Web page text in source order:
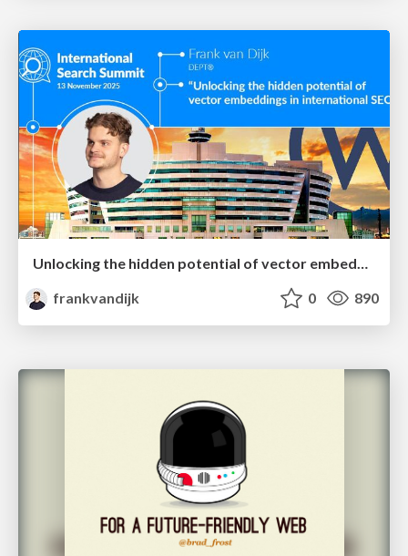
Unlocking the hidden potential of vector embeddings in international SEO
frankvandijk
0 890